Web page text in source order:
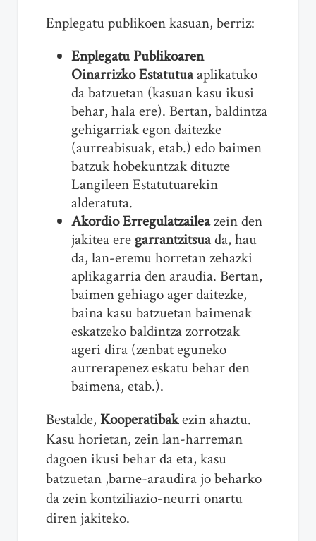
Enplegatu publikoen kasuan, berriz:
Enplegatu Publikoaren
Oinarrizko Estatutuaaplikatuko
da batzuetan (kasuan kasu ikusi
behar, hala ere). Bertan, baldintza
gehigarriak egon daitezke
(aurreabisuak, etab.) edo baimen
batzuk hobekuntzak dituzte
Langileen Estatutuarekin
alderatuta.
Akordio Erregulatzaileazein den
jakitea ere garrantzitsuada, hau
da, lan-eremu horretan zehazki
aplikagarria den araudia. Bertan,
baimen gehiago ager daitezke,
baina kasu batzuetan baimenak
eskatzeko baldintza zorrotzak
ageri dira (zenbat eguneko
aurrerapenez eskatu behar den
baimena, etab.).
Bestalde, Kooperatibakezin ahaztu.
Kasu horietan, zein lan-harreman
dagoen ikusi behar da eta, kasu
batzuetan ,barne-araudira jo beharko
da zein kontziliazio-neurri onartu
diren jakiteko.